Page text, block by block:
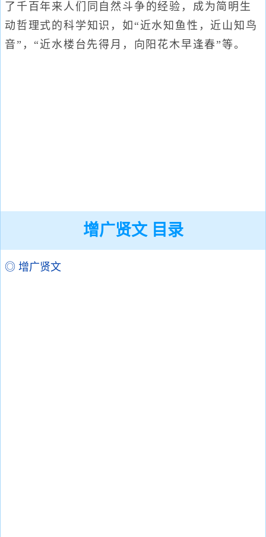
了千百年来人们同自然斗争的经验，成为简明生
动哲理式的科学知识，如“近水知鱼性，近山知鸟
音”，“近水楼台先得月，向阳花木早逢春”等。
增广贤文 目录
◎ 增广贤文